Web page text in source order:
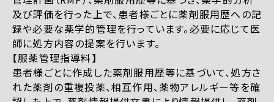
及び評価を行った上で、患者様ごとに薬剤服用歴への記
録や必要な薬学的管理を行っています。必要に応じて医
師に処方内容の提案を行います。
【服薬管理指導料】
患者様ごとに作成した薬剤服用歴等に基づいて、処方さ
れた薬剤の重複投薬、相互作用、薬物アレルギー等を確